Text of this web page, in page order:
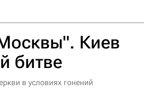
Киев
битве
в условиях гонений